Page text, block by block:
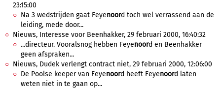
23:15:00
Na 3 wedstrijden gaat Feyenoord toch wel verrassend aan de
leiding, mede door...
Nieuws, Interesse voor Beenhakker, 29 februari 2000, 16:40:32
...directeur. Vooralsnog hebben Feyenoord en Beenhakker
geen afspraken...
Nieuws, Dudek verlengt contract niet, 29 februari 2000, 12:06:00
De Poolse keeper van Feyenoord heeft Feyenoord laten
weten niet in te gaan op...